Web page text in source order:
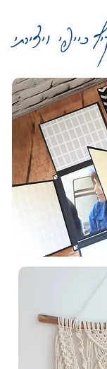
כייפי ויצירתי